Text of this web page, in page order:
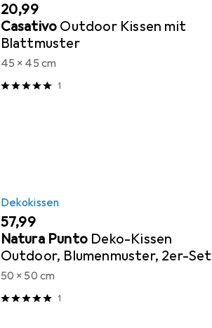
EUR
20,99
Casativo Outdoor Kissen mit
Blattmuster
45 x 45 cm
1
Dekokissen
EUR
57,99
Natura Punto Deko-Kissen
Outdoor, Blumenmuster, 2er-Set
50 x 50 cm
1